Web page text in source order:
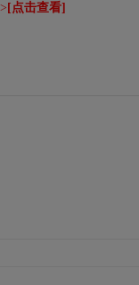
[点击查看]